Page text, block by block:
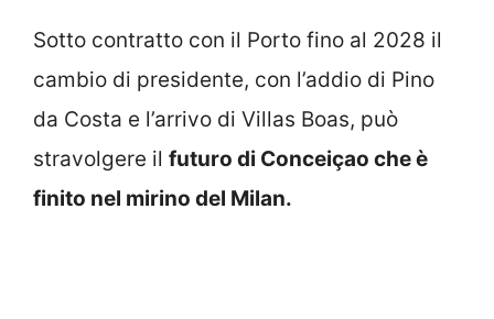
Sotto contratto con il Porto fino al 2028 il
cambio di presidente, con l’addio di Pino
da Costa e l’arrivo di Villas Boas, può
stravolgere il futuro di Conceiçao che è
finito nel mirino del Milan.